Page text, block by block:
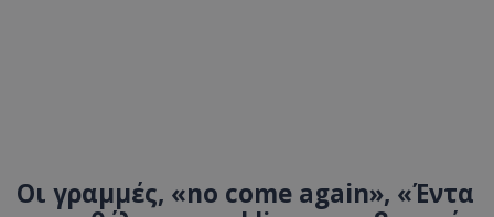
Οι γραμμές, «no come again», «Έντα